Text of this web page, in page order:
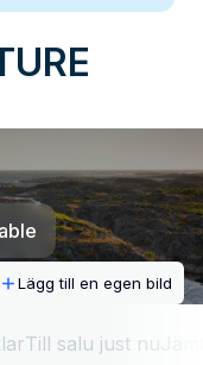
Lägg till en egen bild
Till salu just nu